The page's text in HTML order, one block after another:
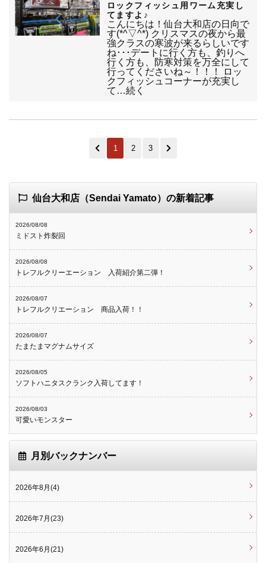
ロックフィッシュ用ワーム充実し
てますよ♪
こんにちは！仙台大和店の日向で
す(*^▽^*) クリスマスの夜から最
強クラスの寒波が来るらしいです
ね･･･デートに行く方も、釣りへ
行く方も、防寒対策を万全にして
行ってくださいね～！！！ ロッ
クフィッシュコーナーが充実し
て…続く
1 2 3
仙台大和店（Sendai Yamato）の新着記事
2026/08/08
ミドスト炸裂回
2026/08/08
トレフルクリーエーション 入荷紹介第二弾！
2026/08/07
トレフルクリエーション 商品入荷！！
2026/08/07
たまたまマグナムサイズ
2026/08/05
ソフトハニタスクランク入荷してます！
2026/08/03
可愛いモンスター
月別バックナンバー
2026年8月(4)
2026年7月(23)
2026年6月(21)